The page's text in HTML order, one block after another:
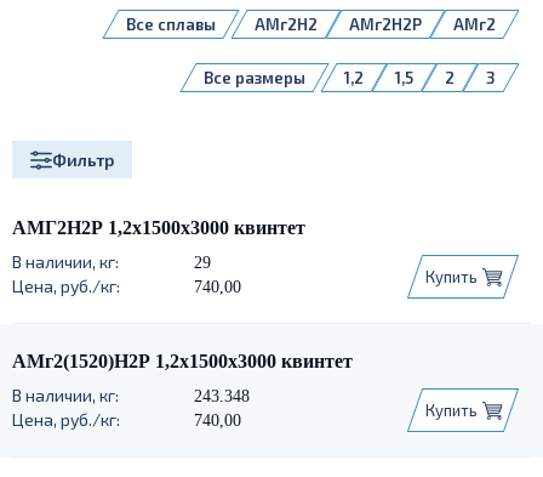
АМг2Н2 АМг2Н2P АМг2
Все сплавы
1,2 1,5 2 3
Все размеры
Фильтр
АМГ2Н2Р 1,2х1500х3000 квинтет
29
740,00
Купить
АМг2(1520)Н2Р 1,2х1500х3000 квинтет
243.348
740,00
Купить